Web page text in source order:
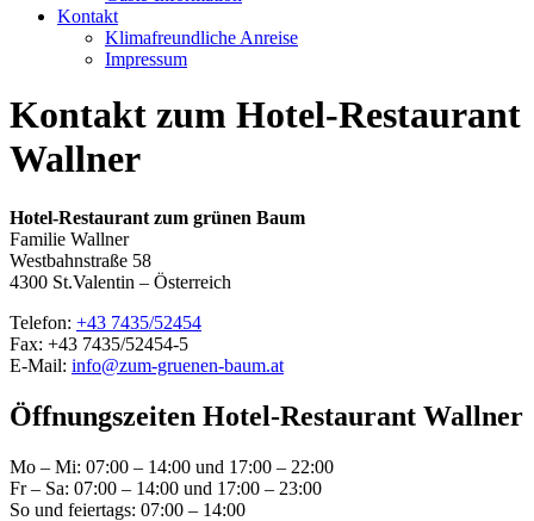
Kontakt
Klimafreundliche Anreise
Impressum
Kontakt zum Hotel-Restaurant
Wallner
Hotel-Restaurant zum grünen Baum
Familie Wallner
Westbahnstraße 58
4300 St.Valentin – Österreich
Telefon: +43 7435/52454
Fax: +43 7435/52454-5
E-Mail: info@zum-gruenen-baum.at
Öffnungszeiten Hotel-Restaurant Wallner
Mo – Mi: 07:00 – 14:00 und 17:00 – 22:00
Fr – Sa: 07:00 – 14:00 und 17:00 – 23:00
So und feiertags: 07:00 – 14:00